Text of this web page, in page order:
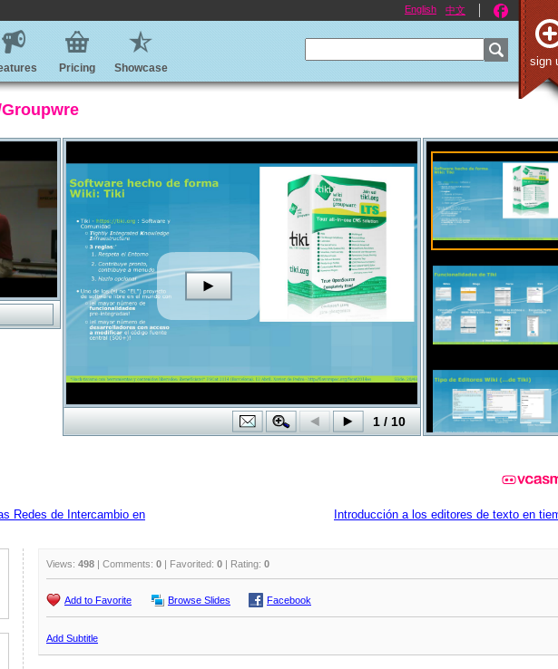
English 中文
sign
Pricing Showcase
Redes de Intercambio en
Introducción a los editores de texto en
Views: 498 | Comments: 0 | Favorited: 0 | Rating: 0
Add to Favorite Browse Slides Facebook
Add Subtitle